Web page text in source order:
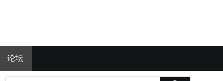
论坛